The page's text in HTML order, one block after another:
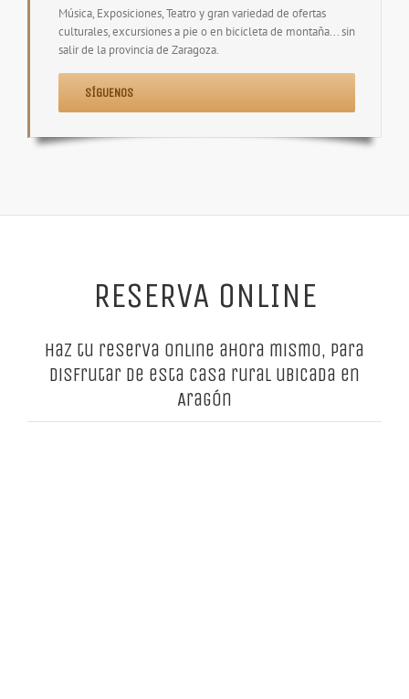
Música, Exposiciones, Teatro y gran variedad de ofertas
culturales, excursiones a pie o en bicicleta de montaña... sin
salir de la provincia de Zaragoza.
SÍGUENOS
RESERVA ONLINE
Haz tu reserva online ahora mismo, para
disfrutar de esta casa rural ubicada en
Aragón